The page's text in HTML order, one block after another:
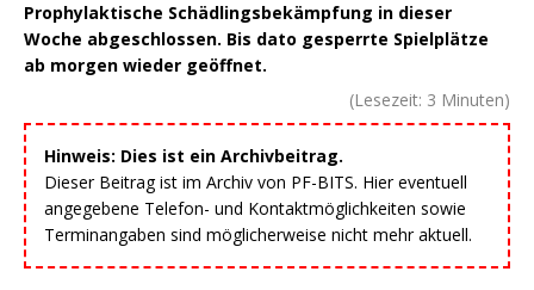
Prophylaktische Schädlingsbekämpfung in dieser
Woche abgeschlossen. Bis dato gesperrte Spielplätze
ab morgen wieder geöffnet.
(Lesezeit: 3 Minuten)
Hinweis: Dies ist ein Archivbeitrag.
Dieser Beitrag ist im Archiv von PF-BITS. Hier eventuell
angegebene Telefon- und Kontaktmöglichkeiten sowie
Terminangaben sind möglicherweise nicht mehr aktuell.